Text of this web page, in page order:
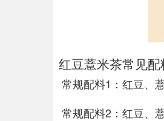
红豆薏米茶常见配
常规配料1：红豆、
常规配料2：红豆、